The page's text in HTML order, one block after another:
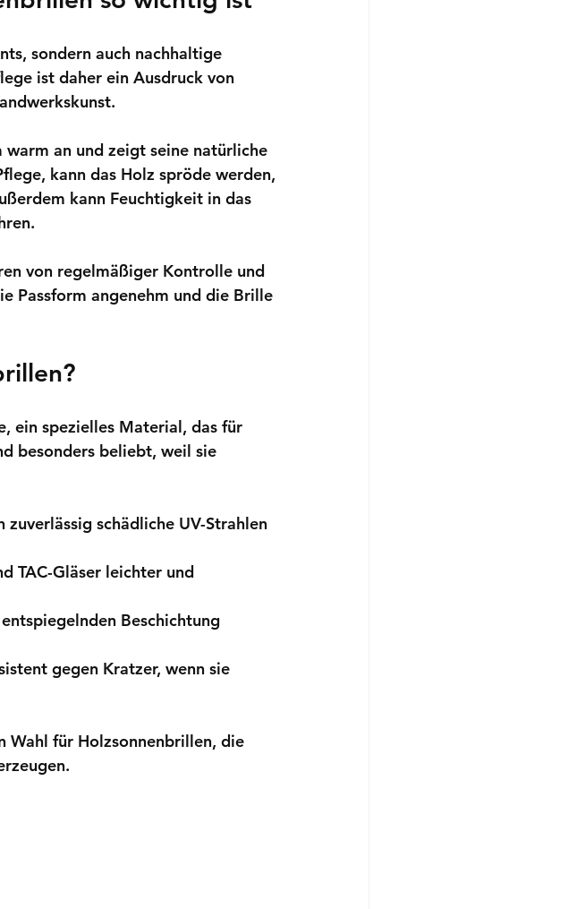
sondern auch nachhaltige
ist daher ein Ausdruck von
an und zeigt seine natürliche
kann das Holz spröde werden,
kann Feuchtigkeit in das
von regelmäßiger Kontrolle und
Passform angenehm und die Brille
ein spezielles Material, das für
besonders beliebt, weil sie
zuverlässig schädliche UV-Strahlen
TAC-Gläser leichter und
Beschichtung
gegen Kratzer, wenn sie
Wahl für Holzsonnenbrillen, die